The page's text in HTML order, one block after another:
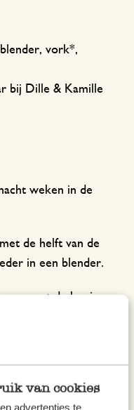
van cookies
vork*,
bij Dille & Kamille
weken in de
de helft van de
in een blender.
met de honing
in een glazen pot,
nadien de açai-